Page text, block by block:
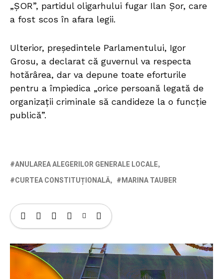
„ŞOR”, partidul oligarhului fugar Ilan Şor, care
a fost scos în afara legii.
Ulterior, preşedintele Parlamentului, Igor
Grosu, a declarat că guvernul va respecta
hotărârea, dar va depune toate eforturile
pentru a împiedica „orice persoană legată de
organizaţii criminale să candideze la o funcţie
publică”.
ANULAREA ALEGERILOR GENERALE LOCALE
CURTEA CONSTITUȚIONALĂ
MARINA TAUBER